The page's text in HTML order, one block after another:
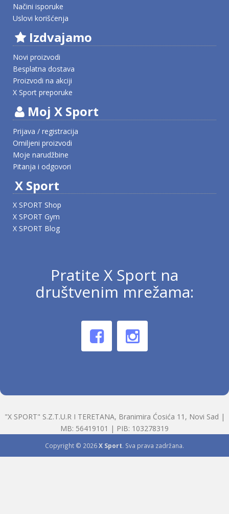
Načini isporuke
Uslovi korišćenja
Izdvajamo
Novi proizvodi
Besplatna dostava
Proizvodi na akciji
X Sport preporuke
Moj X Sport
Prijava / registracija
Omiljeni proizvodi
Moje narudžbine
Pitanja i odgovori
X Sport
X SPORT Shop
X SPORT Gym
X SPORT Blog
Pratite X Sport na
društvenim mrežama:
"X SPORT" S.Z.T.U.R I TERETANA, Branimira Ćosića 11, Novi Sad |
MB: 56419101 | PIB: 103278319
Copyright © 2026X Sport. Sva prava zadržana.